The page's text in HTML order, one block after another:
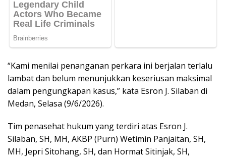
“Kami menilai penanganan perkara ini berjalan terlalu
lambat dan belum menunjukkan keseriusan maksimal
dalam pengungkapan kasus,” kata Esron J. Silaban di
Medan, Selasa (9/6/2026).
Tim penasehat hukum yang terdiri atas Esron J.
Silaban, SH, MH, AKBP (Purn) Wetimin Panjaitan, SH,
MH, Jepri Sitohang, SH, dan Hormat Sitinjak, SH,